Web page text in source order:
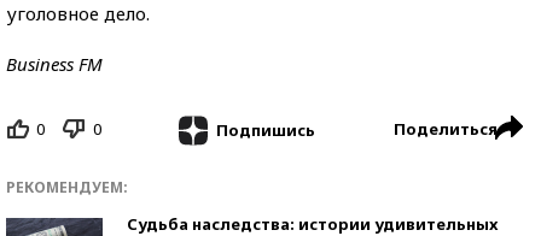
уголовное дело.
Business FM
0 0 Подпишись Поделиться
РЕКОМЕНДУЕМ:
Судьба наследства: истории удивительных